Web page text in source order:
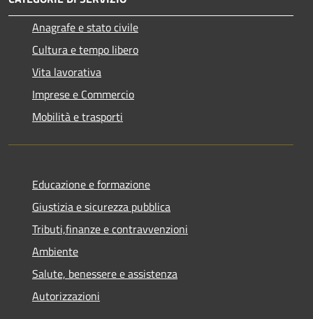
Anagrafe e stato civile
Cultura e tempo libero
Vita lavorativa
Imprese e Commercio
Mobilità e trasporti
Educazione e formazione
Giustizia e sicurezza pubblica
Tributi,finanze e contravvenzioni
Ambiente
Salute, benessere e assistenza
Autorizzazioni